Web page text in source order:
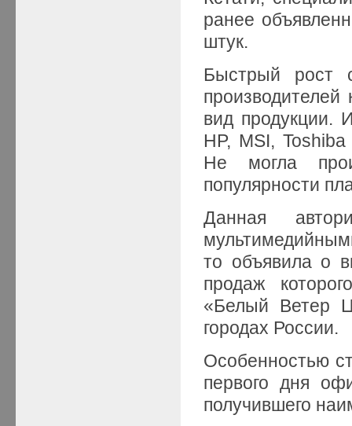
ранее
штук.
Быстрый рост
вид продукции.
HP, MSI,
Не могла
популярности
Данная
то объявила о
продаж
«Белый Ветер
городах России.
Особенностью
первого дня
получившего